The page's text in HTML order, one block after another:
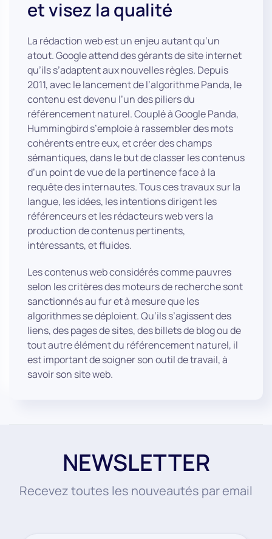
et visez la qualité
La rédaction web est un enjeu autant qu’un
atout. Google attend des gérants de site internet
qu’ils s’adaptent aux nouvelles règles. Depuis
2011, avec le lancement de l’algorithme Panda, le
contenu est devenu l’un des piliers du
référencement naturel. Couplé à Google Panda,
Hummingbird s’emploie à rassembler des mots
cohérents entre eux, et créer des champs
sémantiques, dans le but de classer les contenus
d’un point de vue de la pertinence face à la
requête des internautes. Tous ces travaux sur la
langue, les idées, les intentions dirigent les
référenceurs et les rédacteurs web vers la
production de contenus pertinents,
intéressants, et fluides.
Les contenus web considérés comme pauvres
selon les critères des moteurs de recherche sont
sanctionnés au fur et à mesure que les
algorithmes se déploient. Qu’ils s’agissent des
liens, des pages de sites, des billets de blog ou de
tout autre élément du référencement naturel, il
est important de soigner son outil de travail, à
savoir son site web.
NEWSLETTER
Recevez toutes les nouveautés par email